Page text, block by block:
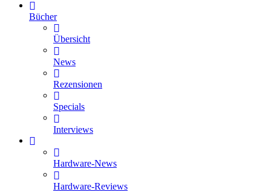
Bücher
Übersicht
News
Rezensionen
Specials
Interviews
Hardware-News
Hardware-Reviews